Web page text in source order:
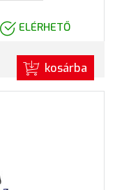
ELÉRHETŐ
kosárba